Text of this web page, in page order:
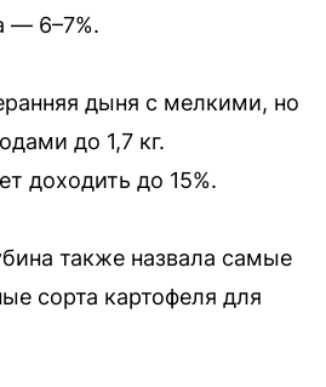
— 6–7%.
дыня с мелкими, но
до 1,7 кг.
доходить до 15%.
также назвала самые
сорта картофеля для